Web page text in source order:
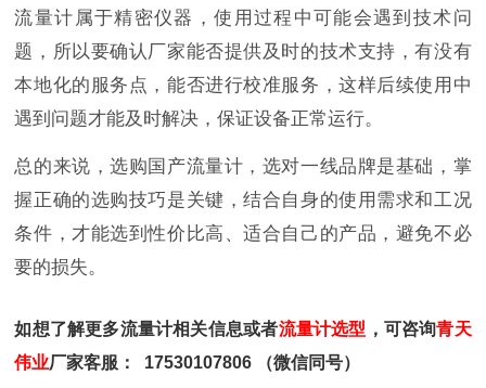
流量计属于精密仪器，使用过程中可能会遇到技术问
题，所以要确认厂家能否提供及时的技术支持，有没有
本地化的服务点，能否进行校准服务，这样后续使用中
遇到问题才能及时解决，保证设备正常运行。
总的来说，选购国产流量计，选对一线品牌是基础，掌
握正确的选购技巧是关键，结合自身的使用需求和工况
条件，才能选到性价比高、适合自己的产品，避免不必
要的损失。
如想了解更多流量计相关信息或者流量计选型 ，可咨询青天
伟业厂家客服： 17530107806 （微信同号）